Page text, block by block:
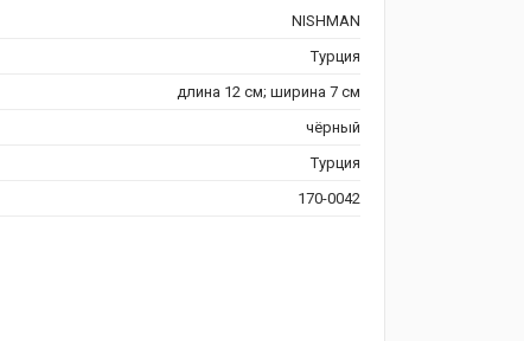
NISHMAN
Турция
длина 12 см; ширина 7 см
чёрный
Турция
170-0042